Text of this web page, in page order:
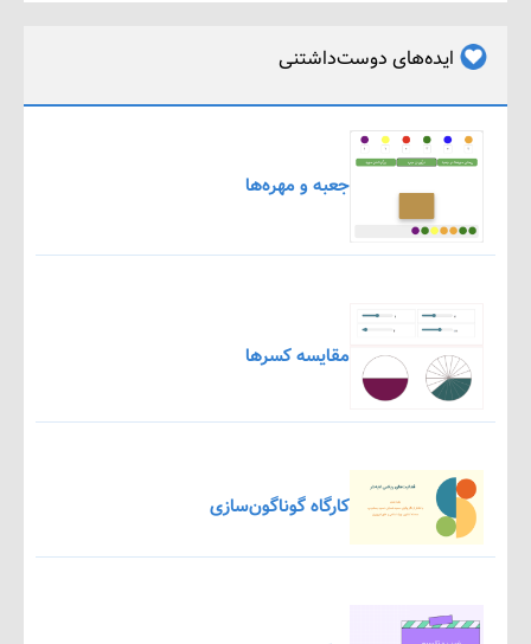
ایده‌های دوست‌داشتنی
جعبه و مهره‌ها
مقایسه کسرها
کارگاه گوناگون‌سازی